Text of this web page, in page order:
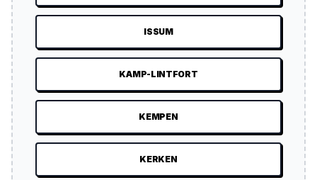
ISSUM
KAMP-LINTFORT
KEMPEN
KERKEN